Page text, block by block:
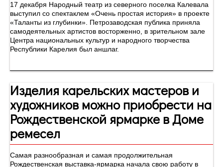
17 декабря Народный театр из северного поселка Калевала
выступил со спектаклем «Очень простая история» в проекте
«Таланты из глубинки». Петрозаводская публика приняла
самодеятельных артистов восторженно, в зрительном зале
Центра национальных культур и народного творчества
Республики Карелия был аншлаг.
Изделия карельских мастеров и
художников можно приобрести на
Рождественской ярмарке в Доме
ремесел
Самая разнообразная и самая продолжительная
Рождественская выставка-ярмарка начала свою работу в